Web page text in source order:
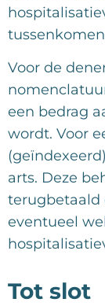
Voor de
een bedrag
wordt. Voor
arts. Deze
terugbetaald
eventueel
Tot slot